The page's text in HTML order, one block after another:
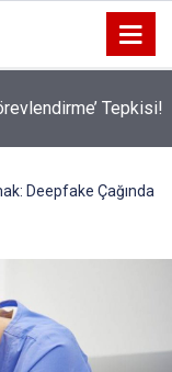
Tepkisi!
Hafife Almayın!
Deepfake Çağında